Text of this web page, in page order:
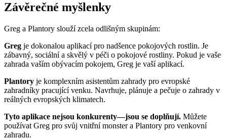
Závěrečné myšlenky
Greg a Plantory slouží zcela odlišným skupinám:
Greg je dokonalou aplikací pro nadšence pokojových rostlin. Je
zábavný, sociální a skvělý v péči o pokojové rostliny. Pokud je vaše
zahrada vaším obývacím pokojem, Greg je vaší aplikací.
Plantory je komplexním asistentům zahrady pro evropské
zahradníky pracující venku. Navrhuje, plánuje a pečuje o zahrady v
reálných evropských klimatech.
Tyto aplikace nejsou konkurenty—jsou se doplňují. Můžete
používat Greg pro svůj vnitřní monster a Plantory pro venkovní
zahradu.